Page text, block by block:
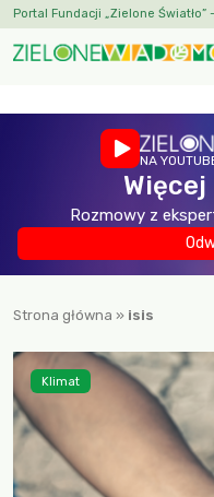
Portal Fundacji „Zielone
NA
Więcej
Rozmowy z
Strona główna » isis
Klimat